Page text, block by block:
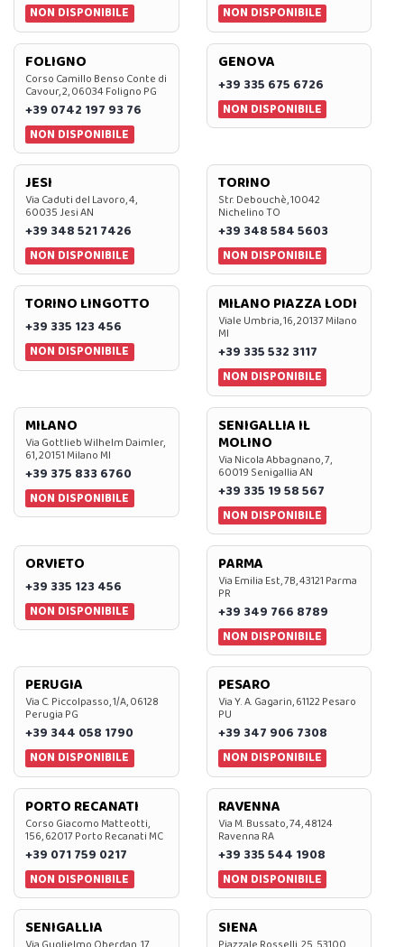
NON DISPONIBILE
NON DISPONIBILE
FOLIGNO
Corso Camillo Benso Conte di
Cavour, 2, 06034 Foligno PG
+39 0742 197 93 76
NON DISPONIBILE
GENOVA
+39 335 675 6726
NON DISPONIBILE
JESI
Via Caduti del Lavoro, 4,
60035 Jesi AN
+39 348 521 7426
NON DISPONIBILE
TORINO
Str. Debouchè, 10042
Nichelino TO
+39 348 584 5603
NON DISPONIBILE
TORINO LINGOTTO
+39 335 123 456
NON DISPONIBILE
MILANO PIAZZA LODI
Viale Umbria, 16, 20137 Milano
MI
+39 335 532 3117
NON DISPONIBILE
MILANO
Via Gottlieb Wilhelm Daimler,
61, 20151 Milano MI
+39 375 833 6760
NON DISPONIBILE
SENIGALLIA IL
MOLINO
Via Nicola Abbagnano, 7,
60019 Senigallia AN
+39 335 19 58 567
NON DISPONIBILE
ORVIETO
+39 335 123 456
NON DISPONIBILE
PARMA
Via Emilia Est, 7B, 43121 Parma
PR
+39 349 766 8789
NON DISPONIBILE
PERUGIA
Via C. Piccolpasso, 1/A, 06128
Perugia PG
+39 344 058 1790
NON DISPONIBILE
PESARO
Via Y. A. Gagarin, 61122 Pesaro
PU
+39 347 906 7308
NON DISPONIBILE
PORTO RECANATI
Corso Giacomo Matteotti,
156, 62017 Porto Recanati MC
+39 071 759 0217
NON DISPONIBILE
RAVENNA
Via M. Bussato, 74, 48124
Ravenna RA
+39 335 544 1908
NON DISPONIBILE
SENIGALLIA SIENA